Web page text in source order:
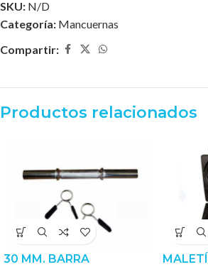
SKU: N/D
Categoría: Mancuernas
Compartir:
Productos relacionados
30 MM. BARRA